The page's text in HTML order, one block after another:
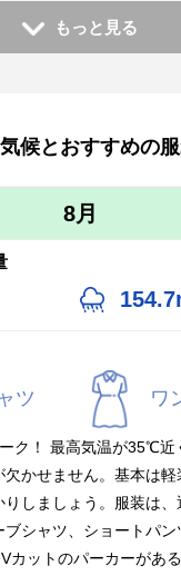
もっと見る
候とおすすめの
8月
ツ ワ
ク！ 最高気温が35℃近
欠かせません。基本は
りしましょう。服装は
ブシャツ、ショートパ
カットのパーカーがあ